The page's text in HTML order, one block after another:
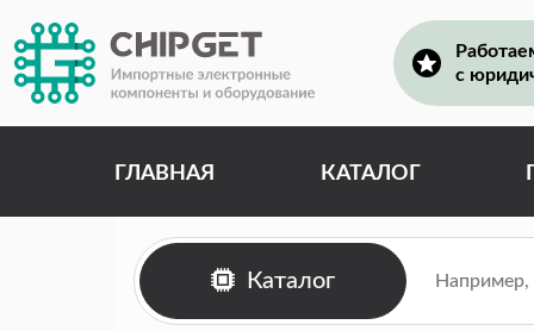
с
ГЛАВНАЯ КАТАЛОГ
Каталог